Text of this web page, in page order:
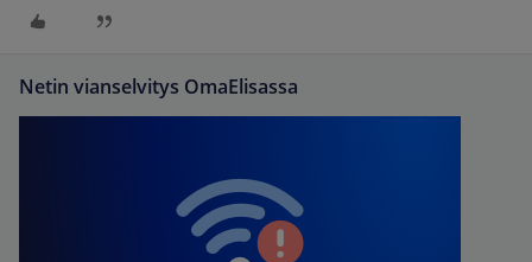
Netin vianselvitys OmaElisassa